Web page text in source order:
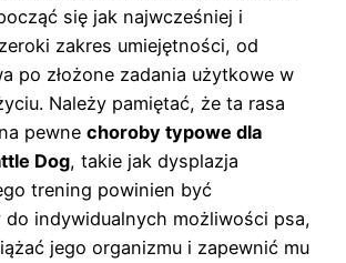
się jak najwcześniej i
zakres umiejętności, od
po złożone zadania użytkowe w
Należy pamiętać, że ta rasa
pewne choroby typowe dla
Dog, takie jak dysplazja
trening powinien być
indywidualnych możliwości psa,
jego organizmu i zapewnić mu